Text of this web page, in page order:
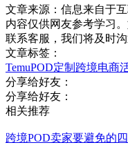
文章来源：信息来自于
内容仅供网友参考学习
联系客服，我们将及时
文章标签：
TemuPOD定制 跨境电商
分享给好友：
分享给好友：
相关推荐
跨境POD卖家要避免的